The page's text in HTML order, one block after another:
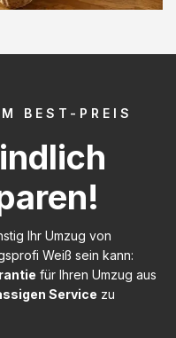
BEST-PREIS
Ihr Umzug von
Weiß sein kann:
für Ihren Umzug aus
Service zu